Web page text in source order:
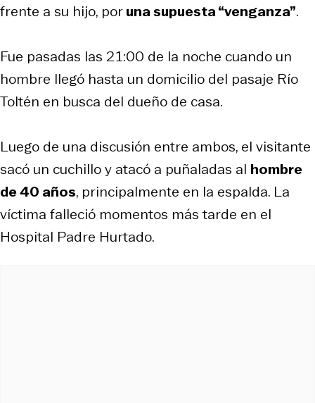
frente a su hijo, poruna supuesta “venganza”.
Fue pasadas las 21:00 de la noche cuando un
hombre llegó hasta un domicilio del pasaje Río
Toltén en busca del dueño de casa.
Luego de una discusión entre ambos, el visitante
sacó un cuchillo y atacó a puñaladas al hombre
de 40 años, principalmente en la espalda. La
víctima falleció momentos más tarde en el
Hospital Padre Hurtado.